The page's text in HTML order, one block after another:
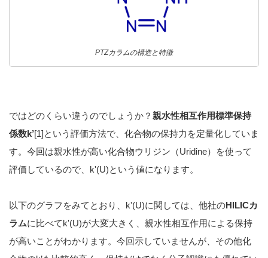
PTZカラムの構造と特徴
ではどのくらい違うのでしょうか？ 親水性相互作用標準保持
係数k’[1]という評価方法で、化合物の保持力を定量化していま
す。今回は親水性が高い化合物ウリジン（Uridine）を使って
評価しているので、k'(U)という値になります。
以下のグラフをみてとおり、k'(U)に関しては、他社のHILICカ
ラムに比べてk'(U)が大変大きく、親水性相互作用による保持
が高いことがわかります。今回示していませんが、その他化